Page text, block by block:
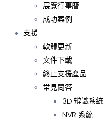
展覽行事曆
成功案例
支援
軟體更新
文件下載
終止支援產品
常見問答
3D 辨識系統
NVR 系統